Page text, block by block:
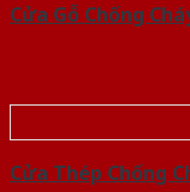
Cửa Gỗ Chống
Cửa Thép Chống